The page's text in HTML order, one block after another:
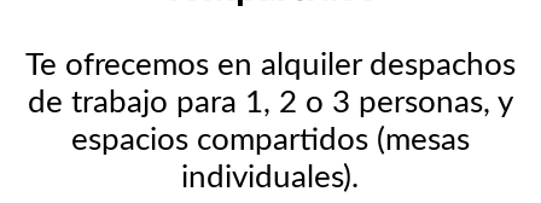
Te ofrecemos en alquiler despachos
de trabajo para 1, 2 o 3 personas, y
espacios compartidos (mesas
individuales).